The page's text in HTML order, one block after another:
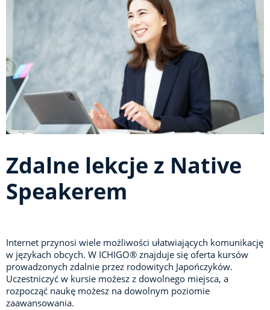
Zdalne lekcje z Native
Speakerem
Internet przynosi wiele możliwości ułatwiających komunikację
w językach obcych. W ICHIGO® znajduje się oferta kursów
prowadzonych zdalnie przez rodowitych Japończyków.
Uczestniczyć w kursie możesz z dowolnego miejsca, a
rozpocząć naukę możesz na dowolnym poziomie
zaawansowania.